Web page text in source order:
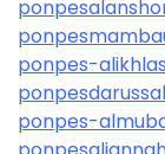
ponpes-
ponpes-